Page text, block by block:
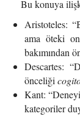
Bu konuya
Aristoteles:
ama öteki
bakımından
Descartes:
önceliği
Kant:
kategoriler